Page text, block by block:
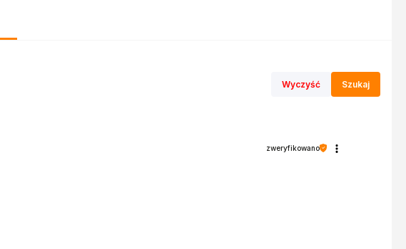
Wyczyść Szukaj
zweryfikowano